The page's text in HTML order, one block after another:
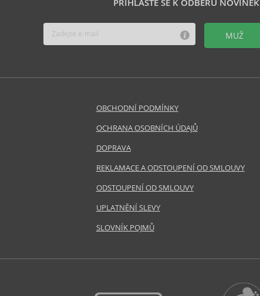
PŘIHLASTE SE K ODBĚRU NOVINEK
MUŽ
OBCHODNÍ PODMÍNKY
OCHRANA OSOBNÍCH ÚDAJŮ
DOPRAVA
REKLAMACE A ODSTOUPENÍ OD SMLOUVY
ODSTOUPENÍ OD SMLOUVY
UPLATNĚNÍ SLEVY
SLOVNÍK POJMŮ